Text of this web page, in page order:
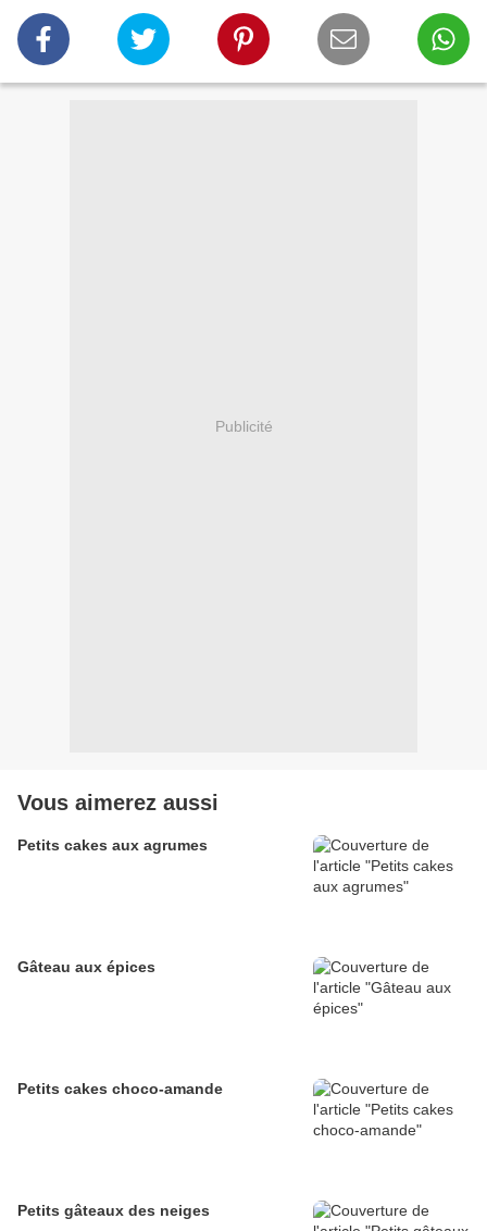
Publicité
Vous aimerez aussi
Petits cakes aux agrumes
Gâteau aux épices
Petits cakes choco-amande
Petits gâteaux des neiges